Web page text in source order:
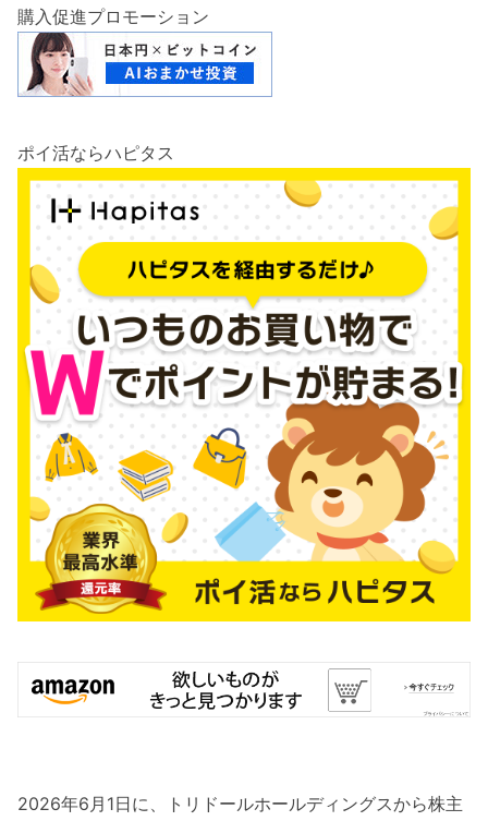
購入促進プロモーション
ポイ活ならハピタス
2026年6月1日に、トリドールホールディングスから株主